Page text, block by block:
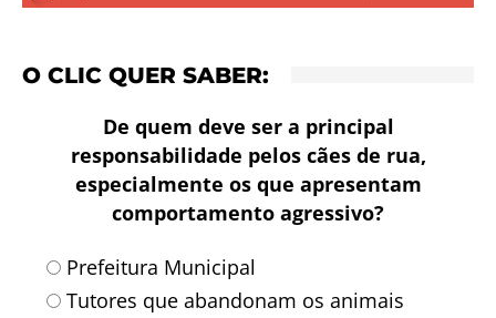
O CLIC QUER SABER:
De quem deve ser a principal
responsabilidade pelos cães de rua,
especialmente os que apresentam
comportamento agressivo?
Prefeitura Municipal
Tutores que abandonam os animais